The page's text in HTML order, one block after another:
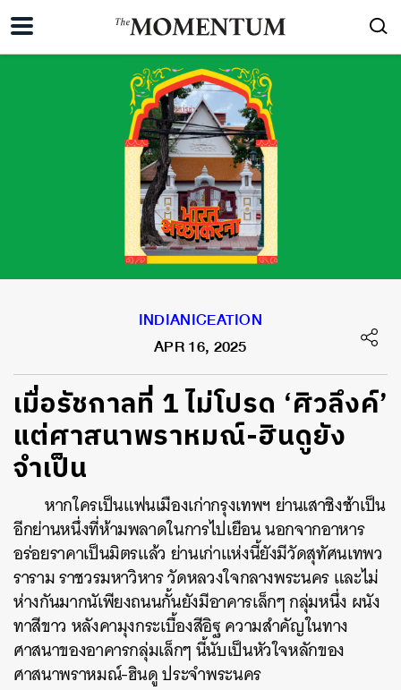
INDIANICEATION
APR 16, 2025
เมื่อรัชกาลที่ 1 ไม่โปรด ‘ศิวลึงค์’
แต่ศาสนาพราหมณ์-ฮินดูยัง
จำเป็น
หากใครเป็นแฟนเมืองเก่ากรุงเทพฯ ย่านเสาชิงช้าเป็น
อีกย่านหนึ่งที่ห้ามพลาดในการไปเยือน นอกจากอาหาร
อร่อยราคาเป็นมิตรแล้ว ย่านเก่าแห่งนี้ยังมีวัดสุทัศนเทพว
ราราม ราชวรมหาวิหาร วัดหลวงใจกลางพระนคร และไม่
ห่างกันมากนัเพียงถนนกั้นยังมีอาคารเล็กๆ กลุ่มหนึ่ง ผนัง
ทาสีขาว หลังคามุงกระเบื้องสีอิฐ ความสำคัญในทาง
ศาสนาของอาคารกลุ่มเล็กๆ นี้นับเป็นหัวใจหลักของ
ศาสนาพราหมณ์-ฮินดู ประจำพระนคร